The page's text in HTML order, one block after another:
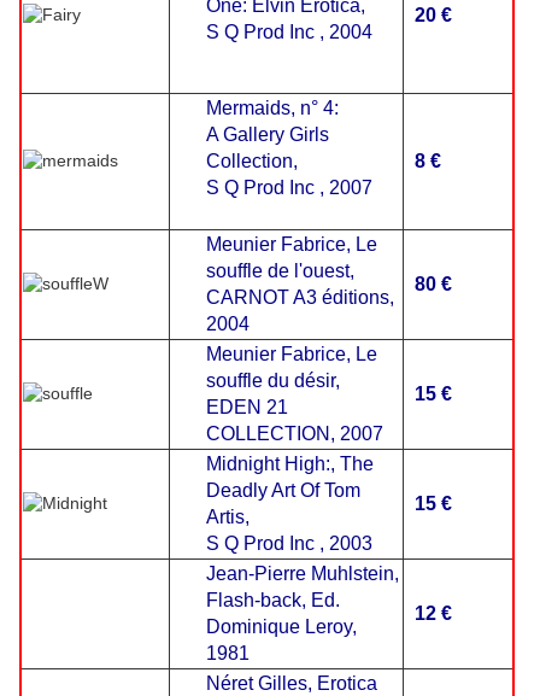
One: Elvin Erotica,
S Q Prod Inc , 2004
20 €
Mermaids, n° 4:
A Gallery Girls
Collection,
S Q Prod Inc , 2007
8 €
Meunier Fabrice, Le
souffle de l'ouest,
CARNOT A3 éditions,
2004
80 €
Meunier Fabrice, Le
souffle du désir,
EDEN 21
COLLECTION, 2007
15 €
Midnight High:, The
Deadly Art Of Tom
Artis,
S Q Prod Inc , 2003
15 €
Jean-Pierre Muhlstein,
Flash-back, Ed.
Dominique Leroy,
1981
12 €
Néret Gilles, Erotica